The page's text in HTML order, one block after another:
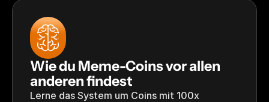
Wie du Meme-Coins vor allen
anderen findest
Lerne das System um Coins mit 100x